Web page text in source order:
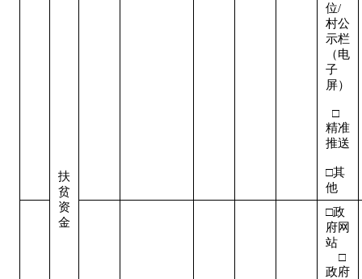
扶
贫
资
金
位/
村公
示栏
（电
子
屏）
□
精准
推送
□其
他
□政
府网
站
□
政府